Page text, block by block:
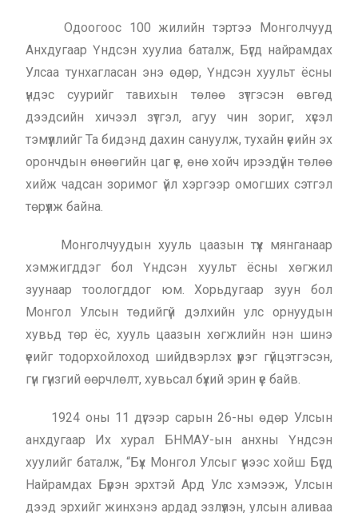
Одоогоос 100 жилийн тэртээ Монголчууд
Анхдугаар Үндсэн хуулиа баталж, Бүгд найрамдах
Улсаа тунхагласан энэ өдөр, Үндсэн хуульт ёсны
үндэс суурийг тавихын төлөө зүтгэсэн өвгөд
дээдсийн хичээл зүтгэл, агуу чин зориг, хүсэл
тэмүүллийг Та бидэнд дахин сануулж, тухайн үеийн эх
орончдын өнөөгийн цаг үе, өнө хойч ирээдүйн төлөө
хийж чадсан зоримог үйл хэргээр омогших сэтгэл
төрүүлж байна.
Монголчуудын хууль цаазын түүх мянганаар
хэмжигддэг бол Үндсэн хуульт ёсны хөгжил
зуунаар тоологддог юм. Хорьдугаар зуун бол
Монгол Улсын төдийгүй дэлхийн улс орнуудын
хувьд төр ёс, хууль цаазын хөгжлийн нэн шинэ
үеийг тодорхойлоход шийдвэрлэх үүрэг гүйцэтгэсэн,
гүн гүнзгий өөрчлөлт, хувьсал бүхий эрин үе байв.
1924 оны 11 дүгээр сарын 26-ны өдөр Улсын
анхдугаар Их хурал БНМАУ-ын анхны Үндсэн
хуулийг баталж, “Бүх Монгол Улсыг үүнээс хойш Бүгд
Найрамдах Бүрэн эрхтэй Ард Улс хэмээж, Улсын
дээд эрхийг жинхэнэ ардад эзлүүлэн, улсын аливаа